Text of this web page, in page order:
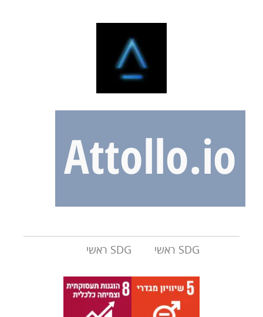
Attollo.io
SDG ראשי SDG ראשי